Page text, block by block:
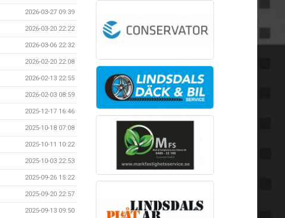
2026-03-27 09:39
2026-03-20 22:22
2026-03-06 22:32
2026-02-20 22:08
2026-02-13 22:55
2026-02-03 08:59
2025-12-17 16:46
2025-10-18 07:08
2025-10-11 10:22
2025-10-03 22:53
2025-09-26 15:22
2025-09-20 22:57
2025-09-13 09:50